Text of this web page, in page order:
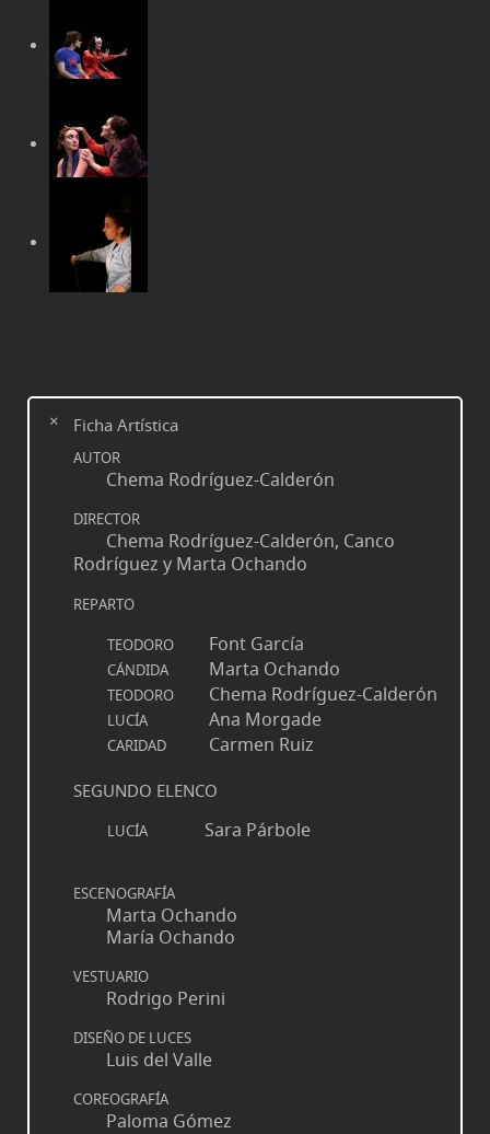
Ficha Artística
AUTOR
Chema Rodríguez-Calderón
DIRECTOR
Chema Rodríguez-Calderón, Canco
Rodríguez y Marta Ochando
REPARTO
TEODORO Font García
CÁNDIDA Marta Ochando
TEODORO Chema Rodríguez-Calderón
LUCÍA Ana Morgade
CARIDAD Carmen Ruiz
SEGUNDO ELENCO
LUCÍA Sara Párbole
ESCENOGRAFÍA
Marta Ochando
María Ochando
VESTUARIO
Rodrigo Perini
DISEÑO DE LUCES
Luis del Valle
COREOGRAFÍA
Paloma Gómez